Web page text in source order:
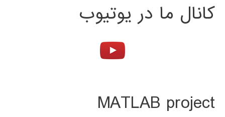
کانال ما در یوتیوب
MATLAB project